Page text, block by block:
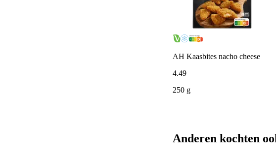
AH Kaasbites nacho cheese
4.49
250 g
Anderen kochten